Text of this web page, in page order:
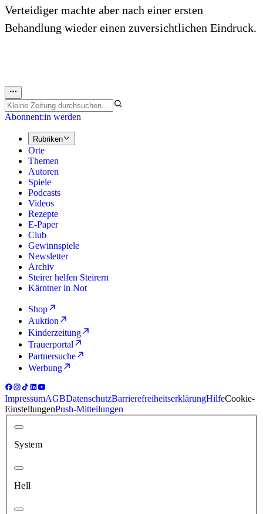
Verteidiger machte aber nach einer ersten
Behandlung wieder einen zuversichtlichen Eindruck.
Abonnent:in werden
Rubriken
Orte
Themen
Autoren
Spiele
Podcasts
Videos
Rezepte
E-Paper
Club
Gewinnspiele
Newsletter
Archiv
Steirer helfen Steirern
Kärntner in Not
Shop
Auktion
Kinderzeitung
Trauerportal
Partnersuche
Werbung
ImpressumAGBDatenschutzBarrierefreiheitserklärungHilfeCookie-
EinstellungenPush-Mitteilungen
System
Hell